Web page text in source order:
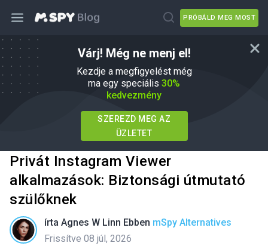
PRÓBÁLD MEG MOST
Várj! Még ne menj el!
Kezdje a megfigyelést még
ma egy speciális 30%
kedvezmény
SZEREZD MEG AZ
ÜZLETET
Privát Instagram Viewer
alkalmazások: Biztonsági útmutató
szülőknek
írta Agnes W Linn Ebben mSpy Alternatives
Frissítve 08 júl, 2026